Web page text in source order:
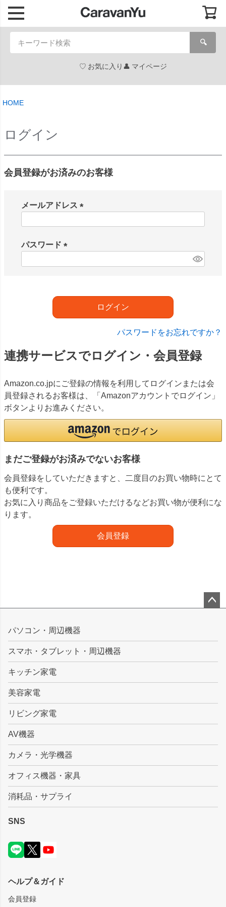
🔍
お気に入り マイページ
HOME
ログイン
会員登録がお済みのお客様
メールアドレス
パスワード
)
ログイン
パスワードをお忘れですか？
連携サービスでログイン・会員登録
Amazon.co.jpにご登録の情報を利用してログインまたは会
員登録されるお客様は、「Amazonアカウントでログイン」
ボタンよりお進みください。
まだご登録がお済みでないお客様
会員登録をしていただきますと、二度目のお買い物時にとて
も便利です。
お気に入り商品をご登録いただけるなどお買い物が便利にな
ります。
会員登録
ップ
パソコン・周辺機器
スマホ・タブレット・周辺機器
キッチン家電
美容家電
リビング家電
AV機器
カメラ・光学機器
オフィス機器・家具
消耗品・サプライ
SNS
ヘルプ＆ガイド
会員登録